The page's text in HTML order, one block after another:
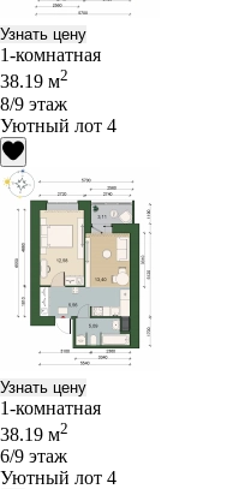
Узнать цену
1-комнатная
38.19 м2
8/9 этаж
Уютный лот 4
Узнать цену
1-комнатная
38.19 м2
6/9 этаж
Уютный лот 4